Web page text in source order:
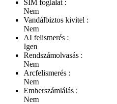
SIM foglalat :
Nem
Vandálbiztos kivitel :
Nem
AI felismerés :
Igen
Rendszámolvasás :
Nem
Arcfelismerés :
Nem
Emberszámlálás :
Nem